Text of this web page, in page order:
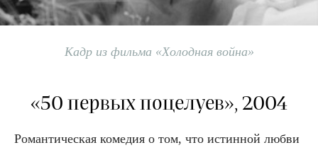
Кадр из фильма «Холодная война»
«50 первых поцелуев», 2004
Романтическая комедия о том, что истинной любви